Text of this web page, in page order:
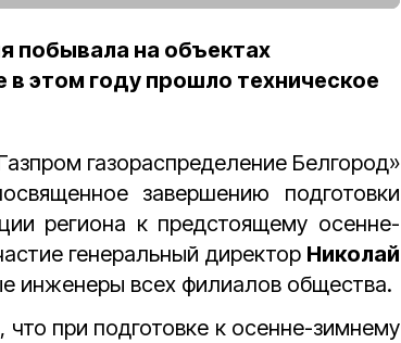
побывала на объектах
в этом году прошло техническое
газораспределение Белгород»
завершению подготовки
региона к предстоящему осенне-
генеральный директор Николай
инженеры всех филиалов общества.
при подготовке к осенне-зимнему